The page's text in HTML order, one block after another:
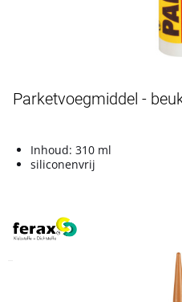
Parketvoegmiddel -
Inhoud: 310 ml
siliconenvrij